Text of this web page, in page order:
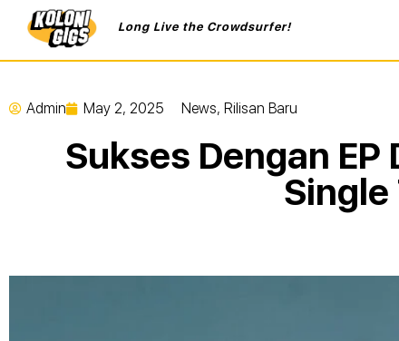
Long Live the Crowdsurfer!
Admin May 2, 2025 News, Rilisan Baru
Sukses Dengan
Single